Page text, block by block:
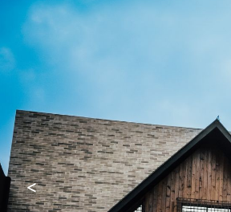
<
Anterior